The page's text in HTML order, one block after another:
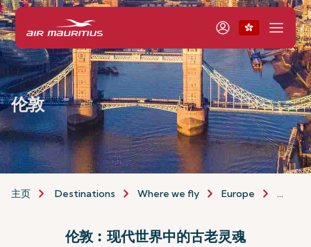
伦敦
主页 Destinations Where we fly Europe London
伦敦︰现代世界中的古老灵魂